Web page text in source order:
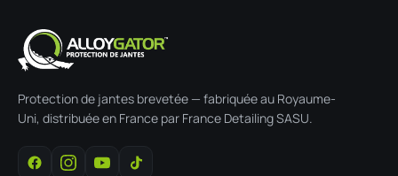
Protection de jantes brevetée — fabriquée au Royaume-
Uni, distribuée en France par France Detailing SASU.